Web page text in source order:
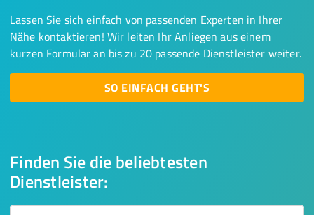
Finden Sie die beliebtesten
Dienstleister:
Lassen Sie sich einfach von passenden Experten in Ihrer
Nähe kontaktieren! Wir leiten Ihr Anliegen aus einem
kurzen Formular an bis zu 20 passende Dienstleister weiter.
SO EINFACH GEHT'S